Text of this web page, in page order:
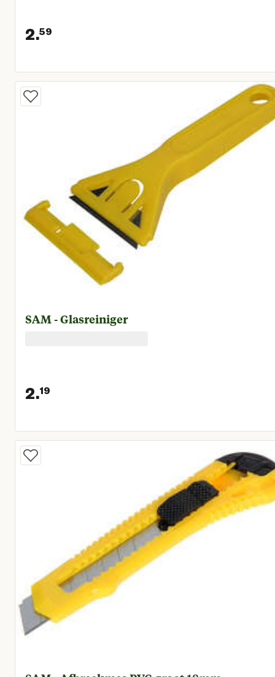
2.59
Huidige prijs € 2,59
SAM - Glasreiniger
2.19
Huidige prijs € 2,19